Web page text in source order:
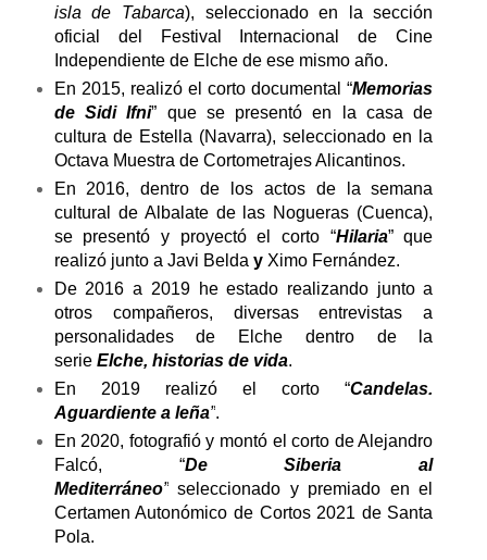
isla de Tabarca), seleccionado en la sección
oficial del Festival Internacional de Cine
Independiente de Elche de ese mismo año.
En 2015, realizó el corto documental “Memorias
de Sidi Ifni” que se presentó en la casa de
cultura de Estella (Navarra), seleccionado en la
Octava Muestra de Cortometrajes Alicantinos.
En 2016, dentro de los actos de la semana
cultural de Albalate de las Nogueras (Cuenca),
se presentó y proyectó el corto “Hilaria” que
realizó junto a Javi Belda y Ximo Fernández.
De 2016 a 2019 he estado realizando junto a
otros compañeros, diversas entrevistas a
personalidades de Elche dentro de la
serie Elche, historias de vida.
En 2019 realizó el corto “Candelas.
Aguardiente a leña”.
En 2020, fotografió y montó el corto de Alejandro
Falcó, “De Siberia al
Mediterráneo” seleccionado y premiado en el
Certamen Autonómico de Cortos 2021 de Santa
Pola.